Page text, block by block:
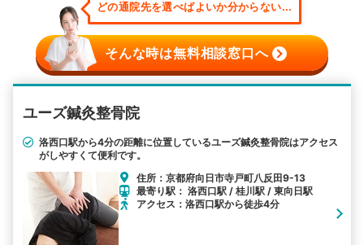
どの通院先を選べばよいか分からない...
そんな時は無料相談窓口へ
ユーズ鍼灸整骨院
洛西口駅から4分の距離に位置しているユーズ鍼灸整骨院はアクセス
がしやすくて便利です。
住所：京都府向日市寺戸町八反田9-13
最寄り駅： 洛西口駅 / 桂川駅 / 東向日駅
アクセス：洛西口駅から徒歩4分